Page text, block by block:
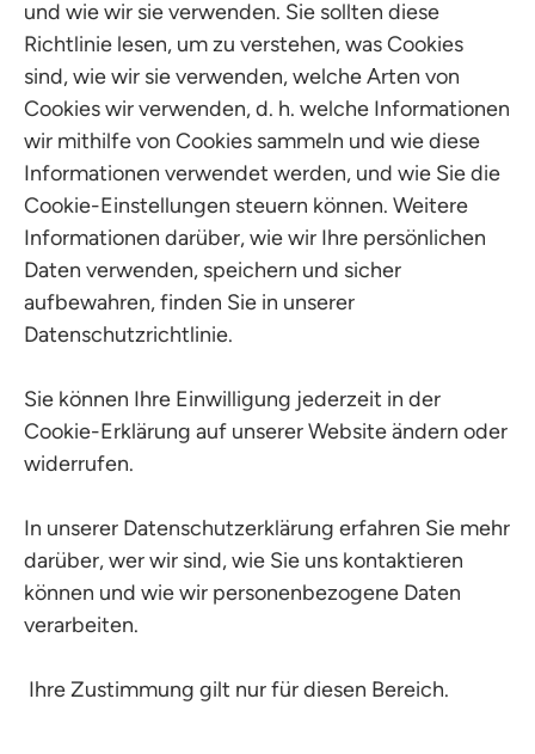
und wie wir sie verwenden. Sie sollten diese
Richtlinie lesen, um zu verstehen, was Cookies
sind, wie wir sie verwenden, welche Arten von
Cookies wir verwenden, d. h. welche Informationen
wir mithilfe von Cookies sammeln und wie diese
Informationen verwendet werden, und wie Sie die
Cookie-Einstellungen steuern können. Weitere
Informationen darüber, wie wir Ihre persönlichen
Daten verwenden, speichern und sicher
aufbewahren, finden Sie in unserer
Datenschutzrichtlinie.
Sie können Ihre Einwilligung jederzeit in der
Cookie-Erklärung auf unserer Website ändern oder
widerrufen.
In unserer Datenschutzerklärung erfahren Sie mehr
darüber, wer wir sind, wie Sie uns kontaktieren
können und wie wir personenbezogene Daten
verarbeiten.
Ihre Zustimmung gilt nur für diesen Bereich.